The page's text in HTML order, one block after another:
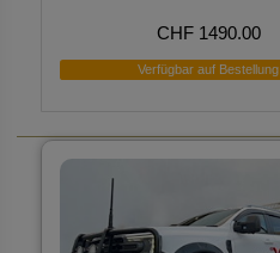
CHF 1490.00
Verfügbar auf Bestellung